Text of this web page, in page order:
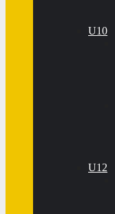
U10
U12